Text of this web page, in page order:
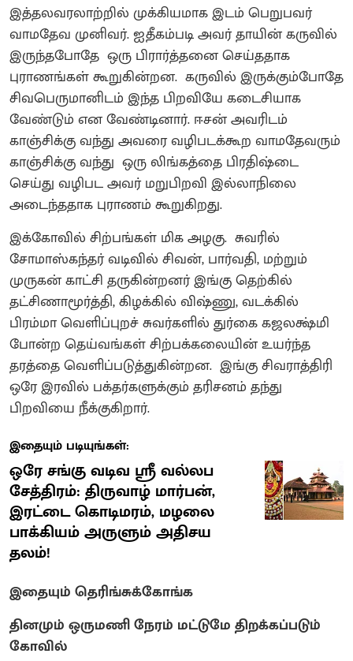
இத்தலவரலாற்றில் முக்கியமாக இடம் பெறுபவர்
வாமதேவ முனிவர்‌. ஐதீகம்படி அவர் தாயின் கருவில்
இருந்தபோதே ஒரு பிரார்த்தனை செய்ததாக
புராணங்கள் கூறுகின்றன. கருவில் இருக்கும்போதே
சிவபெருமானிடம் இந்த பிறவியே கடைசியாக
வேண்டும் என வேண்டினார்‌. ஈசன் அவரிடம்
காஞ்சிக்கு வந்து அவரை வழிபடக்கூற வாமதேவரும்
காஞ்சிக்கு வந்து ஒரு லிங்கத்தை பிரதிஷ்டை
செய்து வழிபட அவர் மறுபிறவி இல்லாநிலை
அடைந்ததாக புராணம் கூறுகிறது.‌
இக்கோவில் சிற்பங்கள் மிக அழகு‌. சுவரில்
சோமாஸ்கந்தர் வடிவில் சிவன், பார்வதி, மற்றும்
முருகன் காட்சி தருகின்றனர் இங்கு தெற்கில்
தட்சிணாமூர்த்தி, கிழக்கில் விஷ்ணு, வடக்கில்
பிரம்மா வெளிப்புறச் சுவர்களில் துர்கை கஜலக்ஷ்மி
போன்ற தெய்வங்கள் சிற்பக்கலையின் உயர்ந்த
தரத்தை வெளிப்படுத்துகின்றன. இங்கு சிவராத்திரி
ஒரே இரவில் பக்தர்களுக்கும் தரிசனம் தந்து
பிறவியை நீக்குகிறார்‌.
இதையும் படியுங்கள்:
ஒரே சங்கு வடிவ ஸ்ரீ வல்லப
சேத்திரம்: திருவாழ் மார்பன்,
இரட்டை கொடிமரம், மழலை
பாக்கியம் அருளும் அதிசய
தலம்!
இதையும் தெரிங்சுக்கோங்க
தினமும் ஒருமணி நேரம் மட்டுமே திறக்கப்படும்
கோவில்